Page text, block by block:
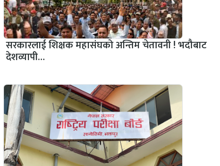
सरकारलाई शिक्षक महासंघको अन्तिम चेतावनी ! भदौबाट
देशव्यापी…